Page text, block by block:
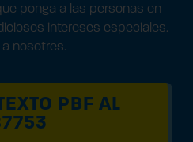
ponga a las personas en
intereses especiales.
a nosotres.
PBF AL